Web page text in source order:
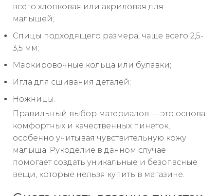
всего хлопковая или акриловая для
малышей;
Спицы подходящего размера, чаще всего 2,5-
3,5 мм;
Маркировочные кольца или булавки;
Игла для сшивания деталей;
Ножницы.
Правильный выбор материалов — это основа
комфортных и качественных пинеток,
особенно учитывая чувствительную кожу
малыша. Рукоделие в данном случае
помогает создать уникальные и безопасные
вещи, которые нельзя купить в магазине.